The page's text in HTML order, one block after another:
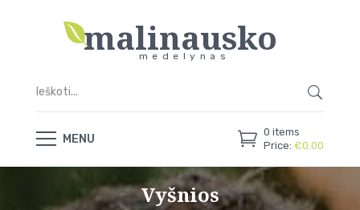
malinausko
medelynas
0 items
Price: €0.00
MENU
Vyšnios